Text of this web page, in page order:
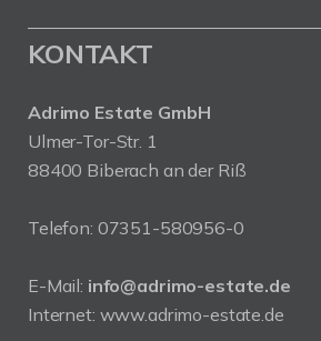
KONTAKT
Adrimo Estate GmbH
Ulmer-Tor-Str. 1
88400 Biberach an der Riß
Telefon: 07351-580956-0
E-Mail: info@adrimo-estate.de
Internet: www.adrimo-estate.de